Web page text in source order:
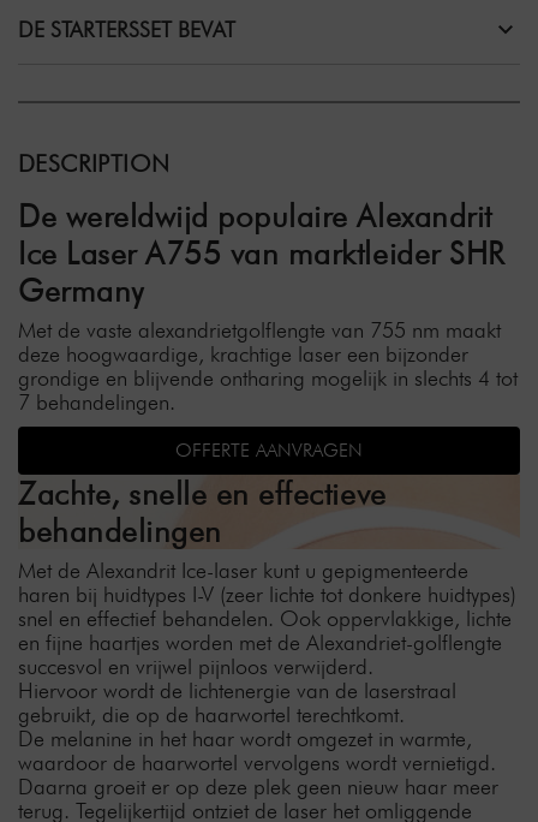
DE STARTERSSET BEVAT
DESCRIPTION
De wereldwijd populaire Alexandrit
Ice Laser A755 van marktleider SHR
Germany
Met de vaste alexandrietgolflengte van 755 nm maakt
deze hoogwaardige, krachtige laser een bijzonder
grondige en blijvende ontharing mogelijk in slechts 4 tot
7 behandelingen.
OFFERTE AANVRAGEN
Zachte, snelle en effectieve
behandelingen
Met de Alexandrit Ice-laser kunt u gepigmenteerde
haren bij huidtypes I-V (zeer lichte tot donkere huidtypes)
snel en effectief behandelen. Ook oppervlakkige, lichte
en fijne haartjes worden met de Alexandriet-golflengte
succesvol en vrijwel pijnloos verwijderd.
Hiervoor wordt de lichtenergie van de laserstraal
gebruikt, die op de haarwortel terechtkomt.
De melanine in het haar wordt omgezet in warmte,
waardoor de haarwortel vervolgens wordt vernietigd.
Daarna groeit er op deze plek geen nieuw haar meer
terug. Tegelijkertijd ontziet de laser het omliggende